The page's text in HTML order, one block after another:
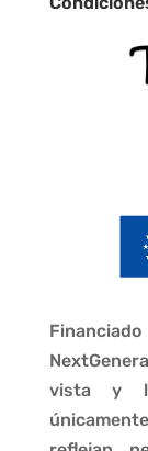
vista y